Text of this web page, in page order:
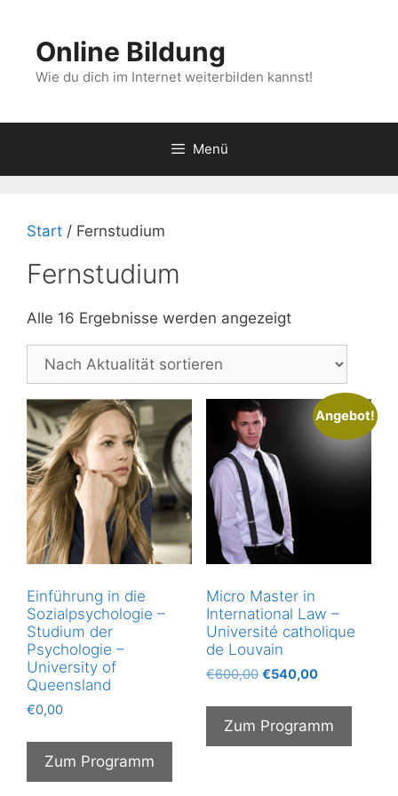
springenOnline Bildung
Wie du dich im Internet weiterbilden kannst!
Menü
Start / Fernstudium
Fernstudium
Alle 16 Ergebnisse werden angezeigtNach
sortiert
Einführung in die
Sozialpsychologie –
Studium der
Psychologie –
University of
Queensland
€0,00
Zum Programm
Angebot!
Micro Master in
International Law –
Université catholique
de Louvain
€600,00 Ursprünglicher
war:
€600,00
€540,00Aktueller
ist:
€540,00.
Zum Programm